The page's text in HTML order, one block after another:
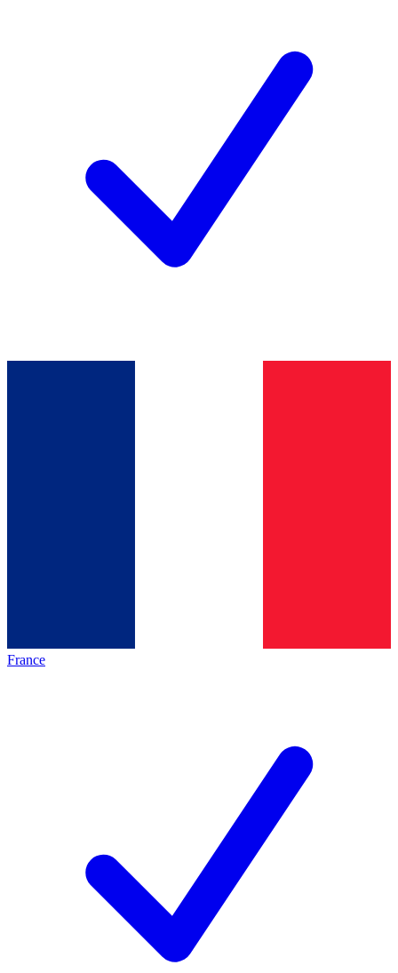
France